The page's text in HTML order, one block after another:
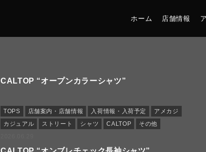
ホーム 店舗情報
CALTOP “オープンカラーシャツ”
TOPS 店舗案内・店舗情報 入荷情報・入荷予定
アメカジ
カジュアル
ストリート シャツ CALTOP
その他